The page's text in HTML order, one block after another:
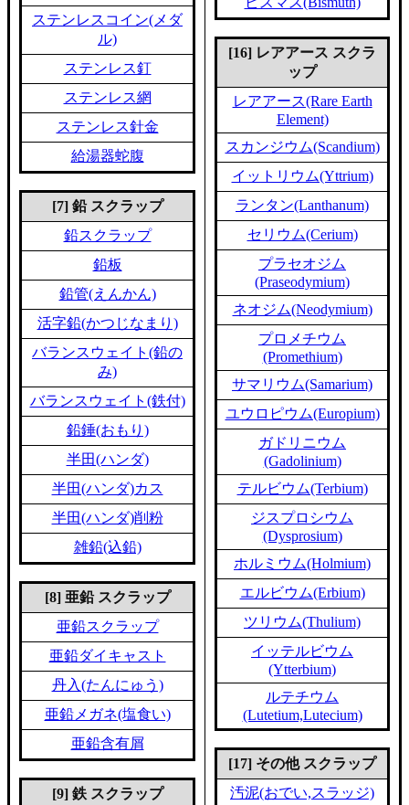
ステンレスコイン(メダ
ル)
ステンレス釘
ステンレス網
ステンレス針金
給湯器蛇腹
[7] 鉛 スクラップ
鉛スクラップ
鉛板
鉛管(えんかん)
活字鉛(かつじなまり)
バランスウェイト(鉛の
み)
バランスウェイト(鉄付)
鉛錘(おもり)
半田(ハンダ)
半田(ハンダ)カス
半田(ハンダ)削粉
雑鉛(込鉛)
[8] 亜鉛 スクラップ
亜鉛スクラップ
亜鉛ダイキャスト
丹入(たんにゅう)
亜鉛メガネ(塩食い)
亜鉛含有屑
[9] 鉄 スクラップ
[16] レアアース スクラ
ップ
レアアース(Rare Earth
Element)
スカンジウム(Scandium)
イットリウム(Yttrium)
ランタン(Lanthanum)
セリウム(Cerium)
プラセオジム
(Praseodymium)
ネオジム(Neodymium)
プロメチウム
(Promethium)
サマリウム(Samarium)
ユウロピウム(Europium)
ガドリニウム
(Gadolinium)
テルビウム(Terbium)
ジスプロシウム
(Dysprosium)
ホルミウム(Holmium)
エルビウム(Erbium)
ツリウム(Thulium)
イッテルビウム
(Ytterbium)
ルテチウム
(Lutetium,Lutecium)
[17] その他 スクラップ
汚泥(おでい,スラッジ)